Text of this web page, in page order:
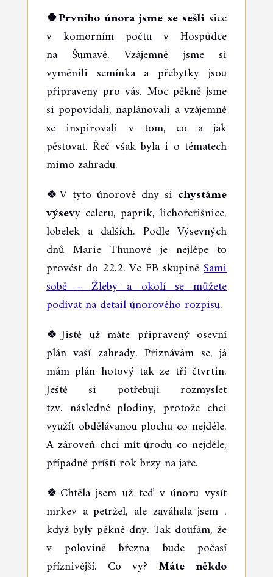
🍀Prvního února jsme se sešlisice
v komorním počtu v Hospůdce
na Šumavě. Vzájemně jsme si
vyměnili semínka a přebytky jsou
připraveny pro vás. Moc pěkně jsme
si popovídali, naplánovali a vzájemně
se inspirovali v tom, co a jak
pěstovat. Řeč však byla i o tématech
mimo zahradu.
🍀V tyto únorové dny si chystáme
výsevy celeru, paprik, lichořeřišnice,
lobelek a dalších. Podle Výsevných
dnů Marie Thunové je nejlépe to
provést do 22.2. Ve FB skupiněSami
sobě – Žleby a okolí se můžete
podívat na detail únorového rozpisu.
🍀Jistě už máte připravený osevní
plán vaší zahrady. Přiznávám se, já
mám plán hotový tak ze tří čtvrtin.
Ještě si potřebuji rozmyslet
tzv. následné plodiny, protože chci
využít obdělávanou plochu co nejdéle.
A zároveň chci mít úrodu co nejdéle,
případně příští rok brzy na jaře.
🍀Chtěla jsem už teď v únoru vysít
mrkev a petržel, ale zaváhala jsem ,
když byly pěkné dny. Tak doufám, že
v polovině března bude počasí
příznivější. Co vy? Máte někdo